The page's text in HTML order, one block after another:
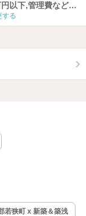
以下,管理費など込み
する
若狭町 x 新築＆築浅